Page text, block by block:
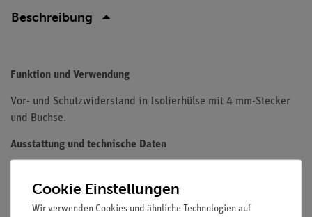
Beschreibung
Funktion und Verwendung
Vor- und Schutzwiderstand in Isolierhülse mit 4 mm-Stecker
und Buchse.
Ausstattung und technische Daten
Cookie Einstellungen
Wir verwenden Cookies und ähnliche Technologien auf